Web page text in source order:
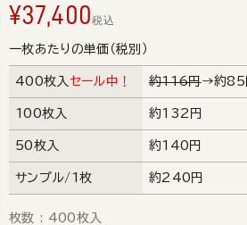
¥37,400税込
一枚あたりの単価（税別）
400枚入 セール中！ 約116円→約85
100枚入 約132円
50枚入 約140円
サンプル/1枚 約240円
枚数 400枚入